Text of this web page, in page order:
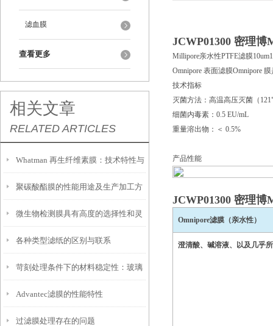
滤血膜
查看更多
相关文章
RELATED ARTICLES
Whatman 再生纤维素膜：技术特性与
应用选型参考
聚碳酸酯膜的性能用途及生产加工方
式说明
微生物检测膜具有高度的选择性和灵
敏度
各种类型滤纸的区别与联系
苛刻处理条件下的材料稳定性：玻璃
纤维滤纸的耐受性分析
Advantec滤膜的性能特性
过滤膜处理存在的问题
JCWP01300 密理博
Millipore亲水性PTFE滤膜
Omnipore 表面滤膜Omnipore
技术指标
灭菌方法：高温高压灭菌（
细菌内毒素：0.5 EU/mL
重量溶出物：＜ 0.5%
产品性能
JCWP01300 密理博
Omnipore滤膜（亲水性）
澄清酸、碱溶液、以及几乎